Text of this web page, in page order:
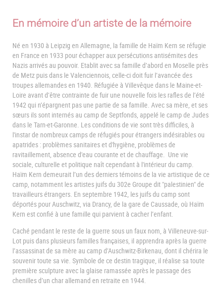
En mémoire d’un artiste de la mémoire
Né en 1930 à Leipzig en Allemagne, la famille de Haïm Kern se réfugie
en France en 1933 pour échapper aux persécutions antisémites des
Nazis arrivés au pouvoir. Etablit avec sa famille d’abord en Moselle près
de Metz puis dans le Valenciennois, celle-ci doit fuir l’avancée des
troupes allemandes en 1940. Réfugiée à Villevêque dans le Maine-et-
Loire avant d’être contrainte de fuir une nouvelle fois les rafles de l’été
1942 qui n’épargnent pas une partie de sa famille. Avec sa mère, et ses
sœurs ils sont internés au camp de Septfonds, appelé le camp de Judes
dans le Tarn-et-Garonne. Les conditions de vie sont très difficiles, à
l'instar de nombreux camps de réfugiés pour étrangers indésirables ou
apatrides : problèmes sanitaires et d'hygiène, problèmes de
ravitaillement, absence d'eau courante et de chauffage. Une vie
sociale, culturelle et politique naît cependant à l'intérieur du camp.
Haïm Kern demeurait l’un des derniers témoins de la vie artistique de ce
camp, notamment les artistes juifs du 302e Groupe dit "palestinien" de
travailleurs étrangers. En septembre 1942, les juifs du camp sont
déportés pour Auschwitz, via Drancy, de la gare de Caussade, où Haïm
Kern est confié à une famille qui parvient à cacher l’enfant.
Caché pendant le reste de la guerre sous un faux nom, à Villeneuve-sur-
Lot puis dans plusieurs familles françaises, il apprendra après la guerre
l’assassinat de sa mère au camp d’Auschwitz-Birkenau, dont il chérira le
souvenir toute sa vie. Symbole de ce destin tragique, il réalise sa toute
première sculpture avec la glaise ramassée après le passage des
chenilles d’un char allemand en retraite en 1944.